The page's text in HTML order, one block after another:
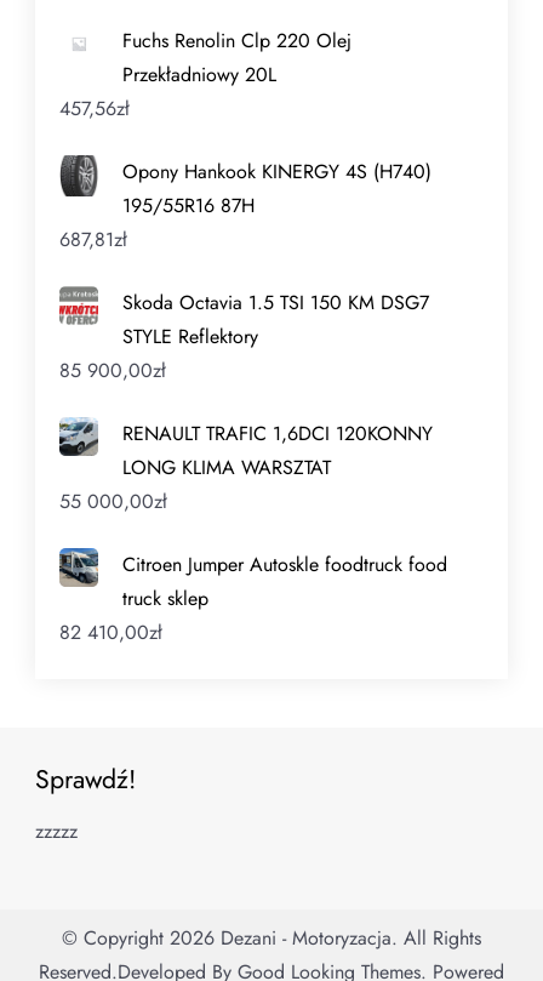
Fuchs Renolin Clp 220 Olej
Przekładniowy 20L
457,56zł
Opony Hankook KINERGY 4S (H740)
195/55R16 87H
687,81zł
Skoda Octavia 1.5 TSI 150 KM DSG7
STYLE Reflektory
85 900,00zł
RENAULT TRAFIC 1,6DCI 120KONNY
LONG KLIMA WARSZTAT
55 000,00zł
Citroen Jumper Autoskle foodtruck food
truck sklep
82 410,00zł
Sprawdź!
zzzzz
© Copyright 2026 Dezani - Motoryzacja. All Rights
Reserved.Developed By Good Looking Themes. Powered